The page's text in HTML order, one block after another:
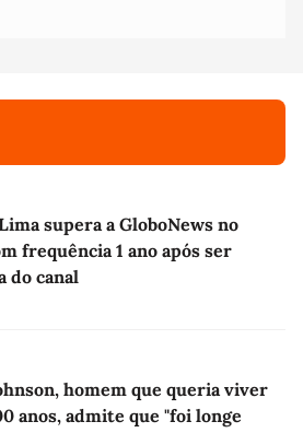
supera a GloboNews no
frequência 1 ano após ser
do canal
homem que queria viver
anos, admite que "foi longe